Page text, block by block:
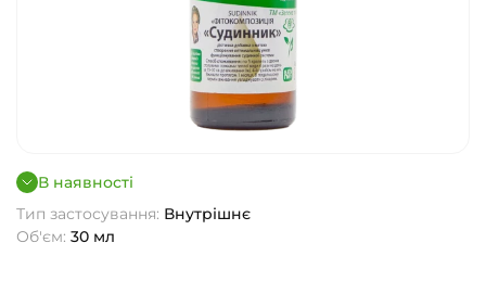
В наявності
Тип застосування: Внутрішнє
Об'єм: 30 мл